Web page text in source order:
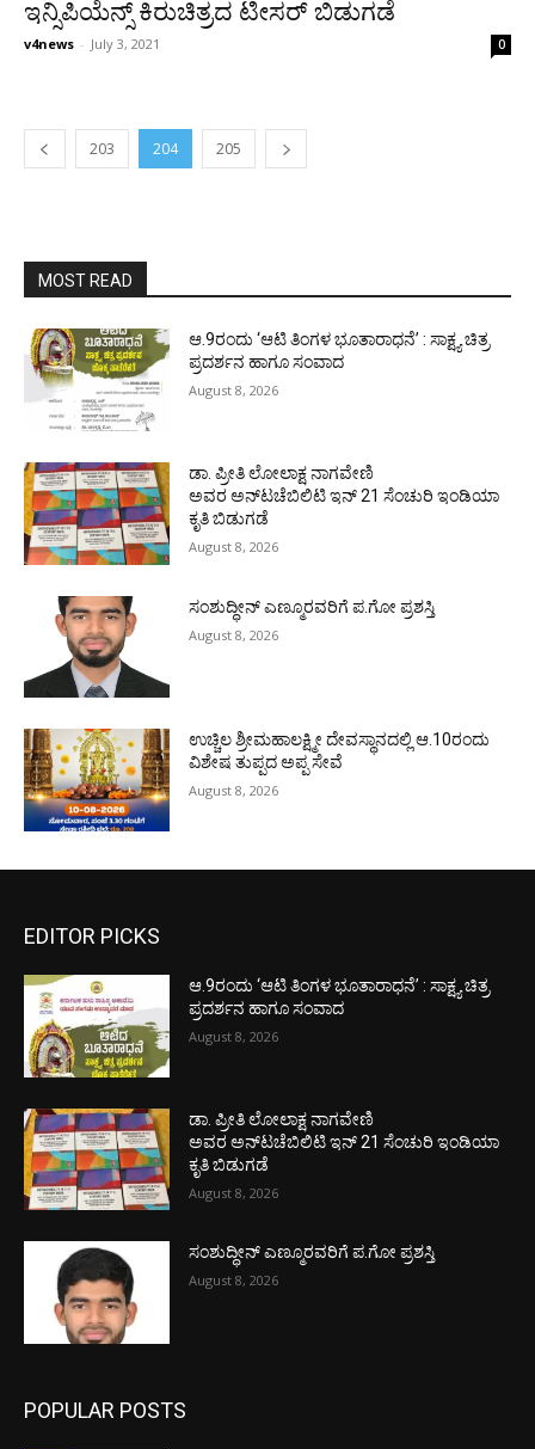
ಇನ್ಸಿಪಿಯೆನ್ಸ್ ಕಿರುಚಿತ್ರದ ಟೀಸರ್ ಬಿಡುಗಡೆ
v4news - July 3, 2021 0
203 204 205
MOST READ
ಆ.9ರಂದು ‘ಆಟಿ ತಿಂಗಳ ಭೂತಾರಾಧನೆ’ : ಸಾಕ್ಷ್ಯ ಚಿತ್ರ
ಪ್ರದರ್ಶನ ಹಾಗೂ ಸಂವಾದ
August 8, 2026
ಡಾ. ಪ್ರೀತಿ ಲೋಲಾಕ್ಷ ನಾಗವೇಣಿ
ಅವರ ಅನ್‌ಟಚೆಬಿಲಿಟಿ ಇನ್ 21 ಸೆಂಚುರಿ ಇಂಡಿಯಾ
ಕೃತಿ ಬಿಡುಗಡೆ
August 8, 2026
ಸಂಶುದ್ಧೀನ್ ಎಣ್ಮೂರವರಿಗೆ ಪ.ಗೋ ಪ್ರಶಸ್ತಿ
August 8, 2026
ಉಚ್ಚಿಲ ಶ್ರೀಮಹಾಲಕ್ಷ್ಮೀ ದೇವಸ್ಥಾನದಲ್ಲಿ ಆ.10ರಂದು
ವಿಶೇಷ ತುಪ್ಪದ ಅಪ್ಪ ಸೇವೆ
August 8, 2026
EDITOR PICKS
ಆ.9ರಂದು ‘ಆಟಿ ತಿಂಗಳ ಭೂತಾರಾಧನೆ’ : ಸಾಕ್ಷ್ಯ ಚಿತ್ರ
ಪ್ರದರ್ಶನ ಹಾಗೂ ಸಂವಾದ
August 8, 2026
ಡಾ. ಪ್ರೀತಿ ಲೋಲಾಕ್ಷ ನಾಗವೇಣಿ
ಅವರ ಅನ್‌ಟಚೆಬಿಲಿಟಿ ಇನ್ 21 ಸೆಂಚುರಿ ಇಂಡಿಯಾ
ಕೃತಿ ಬಿಡುಗಡೆ
August 8, 2026
ಸಂಶುದ್ಧೀನ್ ಎಣ್ಮೂರವರಿಗೆ ಪ.ಗೋ ಪ್ರಶಸ್ತಿ
August 8, 2026
POPULAR POSTS